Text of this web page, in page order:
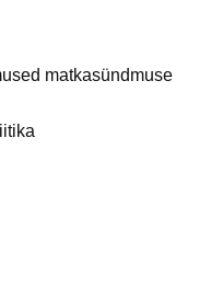
matkasündmuse